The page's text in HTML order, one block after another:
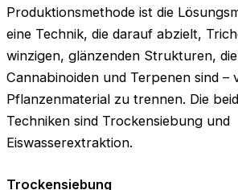
Produktionsmethode ist die
eine Technik, die darauf abzielt,
winzigen, glänzenden Strukturen,
Cannabinoiden und Terpenen sind –
Pflanzenmaterial zu trennen. Die
Techniken sind Trockensiebung und
Eiswasserextraktion.
Trockensiebung